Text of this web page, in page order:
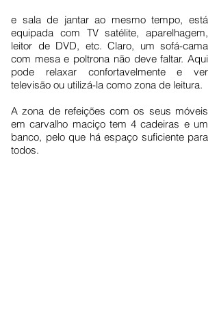
e sala de jantar ao mesmo tempo, está
equipada com TV satélite, aparelhagem,
leitor de DVD, etc. Claro, um sofá-cama
com mesa e poltrona não deve faltar. Aqui
pode relaxar confortavelmente e ver
televisão ou utilizá-la como zona de leitura.
A zona de refeições com os seus móveis
em carvalho maciço tem 4 cadeiras e um
banco, pelo que há espaço suficiente para
todos.